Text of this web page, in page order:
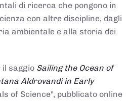
di ricerca che pongono in
con altre discipline, dagli
ambientale e alla storia dei
il saggio Sailing the Ocean of
Aldrovandi in Early
of Science", pubblicato online